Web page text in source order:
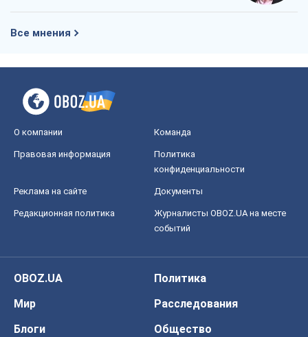
Все мнения
О компании Команда
Правовая информация
Политика
конфиденциальности
Реклама на сайте Документы
Редакционная политика
Журналисты OBOZ.UA на месте
событий
OBOZ.UA
Политика
Мир
Расследования
Блоги
Общество